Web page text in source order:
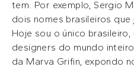
tem. Por exemplo, Sergio
dois nomes brasileiros
Hoje sou o único
designers do mundo
da Marva Grifin, expondo